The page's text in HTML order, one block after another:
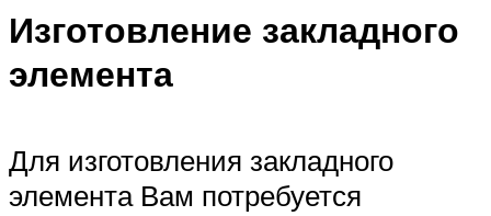
Изготовление закладного
элемента
Для изготовления закладного
элемента Вам потребуется